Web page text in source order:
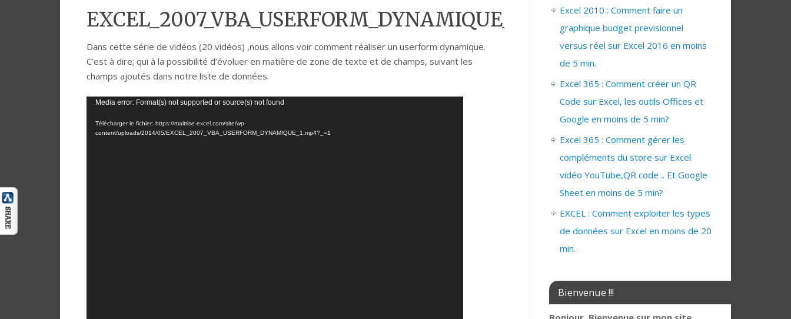
EXCEL_2007_VBA_USERFORM_DYNAMIQUE_1
Dans cette série de vidéos (20 vidéos) ,nous allons voir comment réaliser un userform dynamique.
C’est à dire; qui à la possibilité d’évoluer en matière de zone de texte et de champs, suivant les
champs ajoutés dans notre liste de données.
Lecteur
vidéo
Media error: Format(s) not supported or source(s) not found
Télécharger le fichier: https://maitrise-excel.com/site/wp-
content/uploads/2014/05/EXCEL_2007_VBA_USERFORM_DYNAMIQUE_1.mp4?_=1
Excel 2010 : Comment faire un
graphique budget previsionnel
versus réel sur Excel 2016 en moins
de 5 min.
Excel 365 : Comment créer un QR
Code sur Excel, les outils Offices et
Google en moins de 5 min?
Excel 365 : Comment gérer les
compléments du store sur Excel
vidéo YouTube,QR code .. Et Google
Sheet en moins de 5 min?
EXCEL : Comment exploiter les types
de données sur Excel en moins de 20
min.
Bienvenue !!!